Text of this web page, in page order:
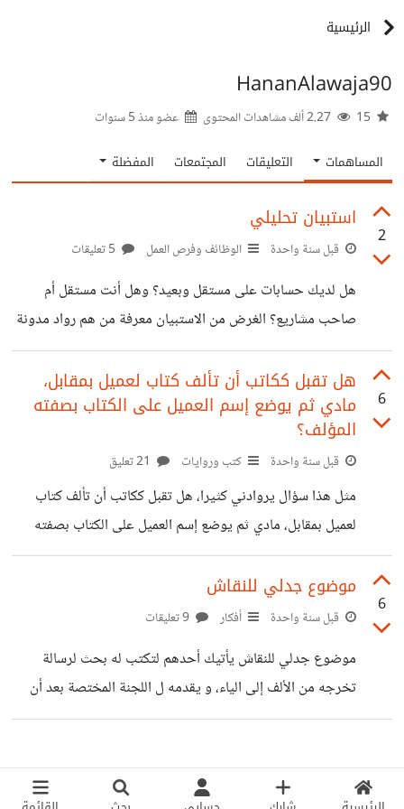
الرئيسية
HananAlawaja90
عضو منذ5 سنوات
المساهمات التعليقات المجتمعات المفضلة
2
استبيان تحليلي
قبل سنة واحدة الوظائف وفرص العمل
هل لديك حسابات على مستقل وبعيد؟ وهل أنت مستقل أم
صاحب مشاريع؟ الغرض من الاستبيان معرفة من هم رواد مدونة
حسوب iq لتبادل الخبرات كمستقلين، ولنشر محتوى يجذب
العملاء إن كانوا متواجدون بكثرة هنا. انطلقوا بالإجابة لطفا
6
هل تقبل ككاتب أن تألف كتاب لعميل بمقابل،
مادي ثم يوضع إسم العميل على الكتاب بصفته
المؤلف؟
قبل سنة واحدة كتب وروايات
مثل هذا سؤال يروادني كثيرا، هل تقبل ككاتب أن تألف كتاب
لعميل بمقابل، مادي ثم يوضع إسم العميل على الكتاب بصفته
المؤلف؟
6
موضوع جدلي للنقاش
قبل سنة واحدة أفكار
موضوع جدلي للنقاش يأتيك أحدهم لتكتب له بحث لرسالة
تخرجه من الألف إلى الياء، و يقدمه ل اللجنة المختصة بعد أن
يطلع على البحث بشكل سطحي، وقد ينجح في مناقشة رسالته،
عند تسلمه لوظيفة ما؟ هل سيلتزم بعمله؟! أم سيتهرب من إتمام